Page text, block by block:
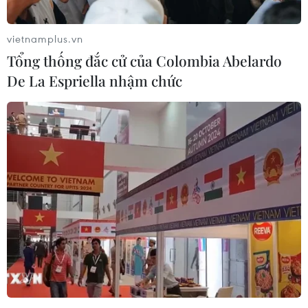
Hàn Quốc tăng cường giải pháp
ngăn chặn đánh bạc trực tuyến trong
quân đội
06/08/2026 04:52
Tổng Bí thư, Chủ tịch nước Tô Lâm
sẽ thăm cấp Nhà nước tới Australia và
New Zealand
06/08/2026 04:30
Mỹ phát tín hiệu ủng hộ ổn định
đồng won của Hàn Quốc
05/08/2026 23:26
vietnamplus.vn
Tổng thống đắc cử của Colombia Abelardo
De La Espriella nhậm chức